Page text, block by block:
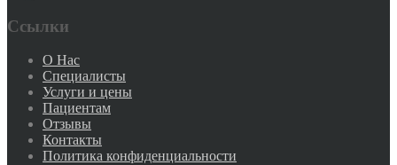
Ссылки
О Нас
Специалисты
Услуги и цены
Пациентам
Отзывы
Контакты
Политика конфиденциальности